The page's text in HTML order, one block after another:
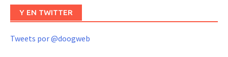
Y EN TWITTER
Tweets por @doogweb